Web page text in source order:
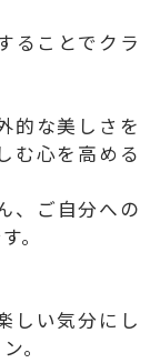
ることでクラ
的な美しさを
む心を高める
、ご自分への
。
しい気分にし
。